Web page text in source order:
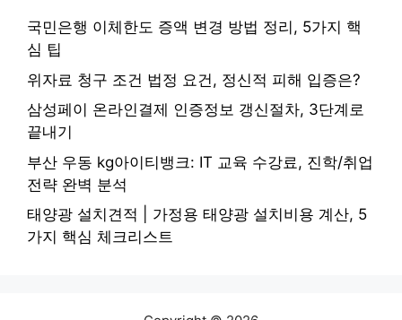
국민은행 이체한도 증액 변경 방법 정리, 5가지 핵
심 팁
위자료 청구 조건 법정 요건, 정신적 피해 입증은?
삼성페이 온라인결제 인증정보 갱신절차, 3단계로
끝내기
부산 우동 kg아이티뱅크: IT 교육 수강료, 진학/취업
전략 완벽 분석
태양광 설치견적 | 가정용 태양광 설치비용 계산, 5
가지 핵심 체크리스트